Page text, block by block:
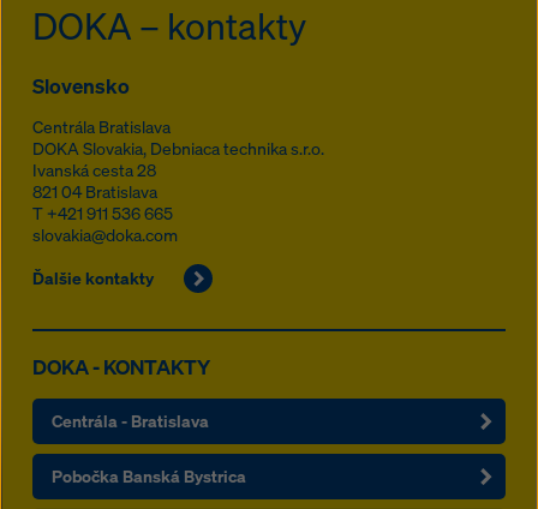
DOKA – kontakty
Slovensko
Centrála Bratislava
DOKA Slovakia, Debniaca technika s.r.o.
Ivanská cesta 28
821 04Bratislava
T +421 911 536 665
slovakia@doka.com
Ďalšie kontakty
DOKA - KONTAKTY
Centrála - Bratislava
Pobočka Banská Bystrica